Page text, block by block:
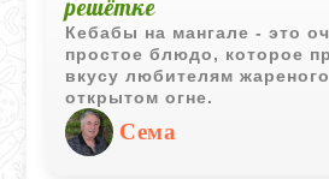
решётке
Кебабы на мангале - это
простое блюдо, которое
вкусу любителям
открытом огне.
Сема